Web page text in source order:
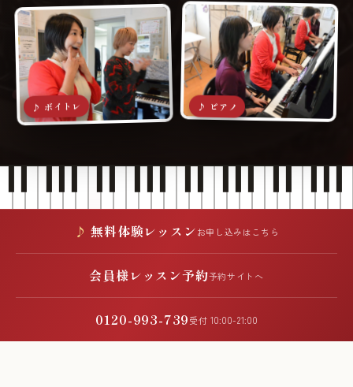
♪ ボイトレ ♪ ピアノ
無料体験レッスンお申し込みはこちら
会員様レッスン予約予約サイトへ
0120-993-739受付 10:00-21:00